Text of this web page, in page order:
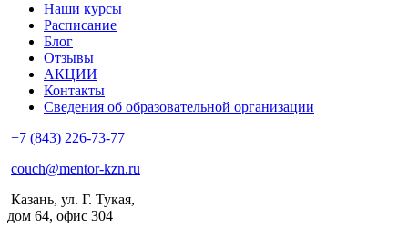
Наши курсы
Расписание
Блог
Отзывы
АКЦИИ
Контакты
Сведения об образовательной организации
+7 (843) 226-73-77
couch@mentor-kzn.ru
Казань, ул. Г. Тукая,
дом 64, офис 304